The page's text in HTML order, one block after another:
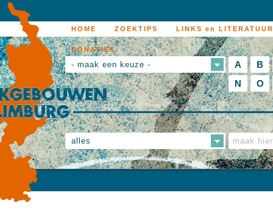
HOME ZOEKTIPS LINKS en LITERATUUR
DONATIES
- maak een keuze - A B
N
O
alles